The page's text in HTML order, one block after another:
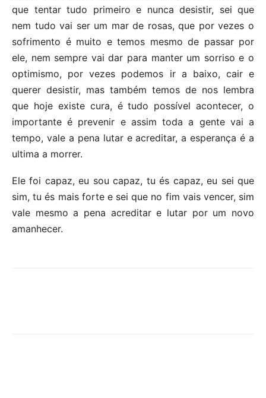
que tentar tudo primeiro e nunca desistir, sei que
nem tudo vai ser um mar de rosas, que por vezes o
sofrimento é muito e temos mesmo de passar por
ele, nem sempre vai dar para manter um sorriso e o
optimismo, por vezes podemos ir a baixo, cair e
querer desistir, mas também temos de nos lembra
que hoje existe cura, é tudo possível acontecer, o
importante é prevenir e assim toda a gente vai a
tempo, vale a pena lutar e acreditar, a esperança é a
ultima a morrer.
Ele foi capaz, eu sou capaz, tu és capaz, eu sei que
sim, tu és mais forte e sei que no fim vais vencer, sim
vale mesmo a pena acreditar e lutar por um novo
amanhecer.